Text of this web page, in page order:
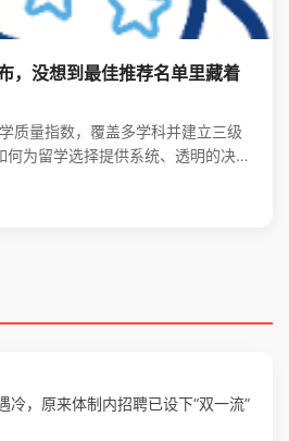
，没想到最佳推荐名单里藏着
质量指数，覆盖多学科并建立三级
为留学选择提供系统、透明的决策
冷，原来体制内招聘已设下“双一流”